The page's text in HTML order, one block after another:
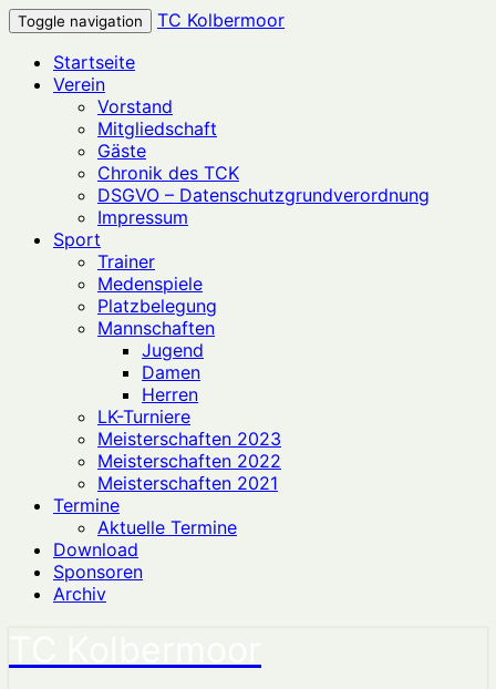
Toggle navigation
TC Kolbermoor
Startseite
Verein
Vorstand
Mitgliedschaft
Gäste
Chronik des TCK
DSGVO – Datenschutzgrundverordnung
Impressum
Sport
Trainer
Medenspiele
Platzbelegung
Mannschaften
Jugend
Damen
Herren
LK-Turniere
Meisterschaften 2023
Meisterschaften 2022
Meisterschaften 2021
Termine
Aktuelle Termine
Download
Sponsoren
Archiv